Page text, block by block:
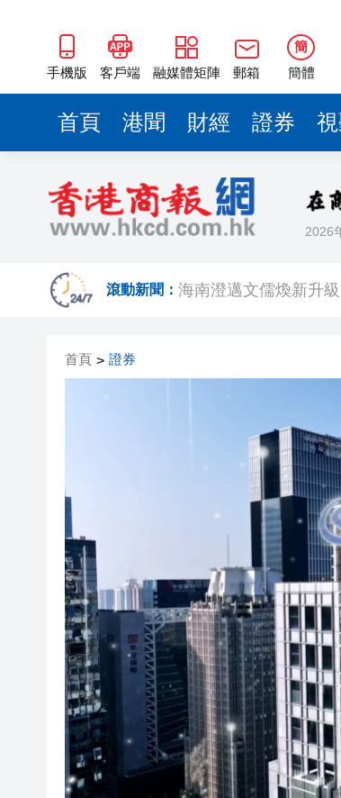
手機版 客戶端 融媒體矩陣 郵箱
簡
簡體
首頁 港聞 財經 證券
2026
滾動新聞：
梁振英率港區全國政
2025年海南儋州以舊
山東26戶省屬國企去
閩粵贛三地漢樂藝術
黎智英案｜吳良好：
海南澄邁文儒煥新升
山東26戶省屬國企去
瀋陽鐵西校園閱讀活
閩粵贛三地漢樂藝術
黎智英案｜吳良好：
50餘位頂尖專家共話
海南澄邁文儒煥新升
梁振英率港區全國政
2025年海南儋州以舊
山東26戶省屬國企去
瀋陽鐵西校園閱讀活
閩粵贛三地漢樂藝術
首頁 > 證券